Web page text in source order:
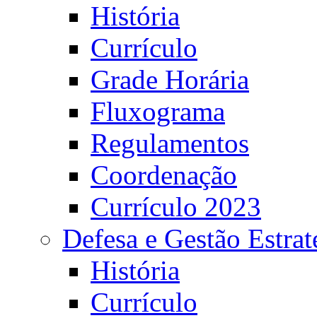
História
Currículo
Grade Horária
Fluxograma
Regulamentos
Coordenação
Currículo 2023
Defesa e Gestão
História
Currículo